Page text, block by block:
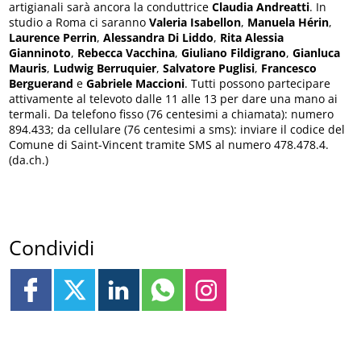
artigianali sarà ancora la conduttriceClaudia Andreatti. In
studio a Roma ci sarannoValeria Isabellon, Manuela Hérin,
Laurence Perrin,Alessandra Di Liddo, Rita Alessia
Gianninoto, Rebecca Vacchina, Giuliano Fildigrano,Gianluca
Mauris, Ludwig Berruquier, Salvatore Puglisi, Francesco
Berguerand e Gabriele Maccioni. Tutti possono partecipare
attivamente al televoto dalle 11 alle 13 per dare una mano ai
termali. Da telefono fisso (76 centesimi a chiamata): numero
894.433; da cellulare (76 centesimi a sms): inviare il codice del
Comune di Saint-Vincent tramite SMS al numero 478.478.4.
(da.ch.)
Condividi